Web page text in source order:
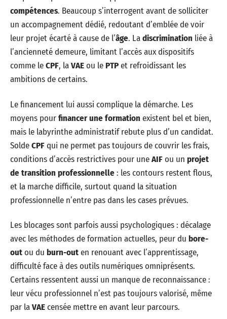
compétences. Beaucoup s’interrogent avant de solliciter
un accompagnement dédié, redoutant d’emblée de voir
leur projet écarté à cause de l’âge. Ladiscrimination liée à
l’ancienneté demeure, limitant l’accès aux dispositifs
comme leCPF, laVAEou le PTPet refroidissant les
ambitions de certains.
Le financement lui aussi complique la démarche. Les
moyens pourfinancer une formation existent bel et bien,
mais le labyrinthe administratif rebute plus d’un candidat.
SoldeCPFqui ne permet pas toujours de couvrir les frais,
conditions d’accès restrictives pour uneAIFou un projet
de transition professionnelle: les contours restent flous,
et la marche difficile, surtout quand la situation
professionnelle n’entre pas dans les cases prévues.
Les blocages sont parfois aussi psychologiques : décalage
avec les méthodes de formation actuelles, peur du bore-
outou du burn-outen renouant avec l’apprentissage,
difficulté face à des outils numériques omniprésents.
Certains ressentent aussi un manque de reconnaissance :
leur vécu professionnel n’est pas toujours valorisé, même
par laVAEcensée mettre en avant leur parcours.